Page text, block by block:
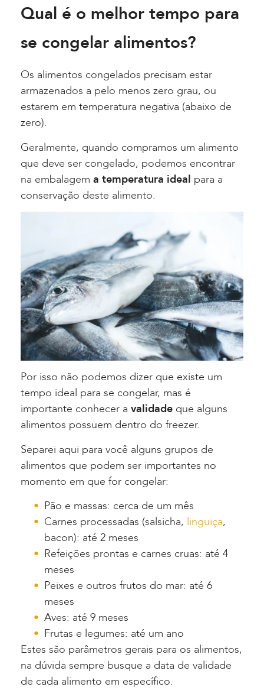
Qual é o melhor tempo para
se congelar alimentos?
Os alimentos congelados precisam estar
armazenados a pelo menos zero grau, ou
estarem em temperatura negativa (abaixo de
zero).
Geralmente, quando compramos um alimento
que deve ser congelado, podemos encontrar
na embalagem a temperatura ideal para a
conservação deste alimento.
Por isso não podemos dizer que existe um
tempo ideal para se congelar, mas é
importante conhecer a validade que alguns
alimentos possuem dentro do freezer.
Separei aqui para você alguns grupos de
alimentos que podem ser importantes no
momento em que for congelar:
Pão e massas: cerca de um mês
Carnes processadas (salsicha, linguiça,
bacon): até 2 meses
Refeições prontas e carnes cruas: até 4
meses
Peixes e outros frutos do mar: até 6
meses
Aves: até 9 meses
Frutas e legumes: até um ano
Estes são parâmetros gerais para os alimentos,
na dúvida sempre busque a data de validade
de cada alimento em específico.